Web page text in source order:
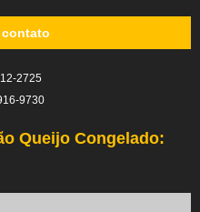
contato
2725
9730
Queijo Congelado: